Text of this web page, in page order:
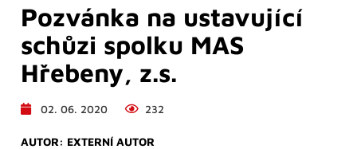
Pozvánka na ustavující
schůzi spolku MAS
Hřebeny, z.s.
02. 06. 2020 232
AUTOR: EXTERNÍ AUTOR